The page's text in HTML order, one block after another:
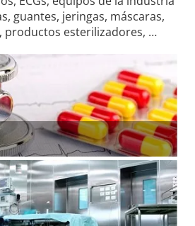
guantes, jeringas, máscaras,
productos esterilizadores, …